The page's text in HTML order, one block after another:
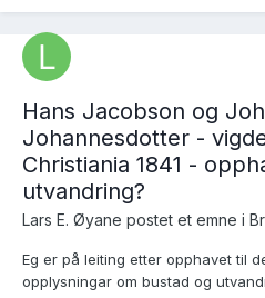
Hans Jacobson og
Johannesdotter -
Christiania 1841 -
utvandring?
Lars E. Øyane postet et emne i
Eg er på leiting etter opphavet til
opplysningar om bustad og